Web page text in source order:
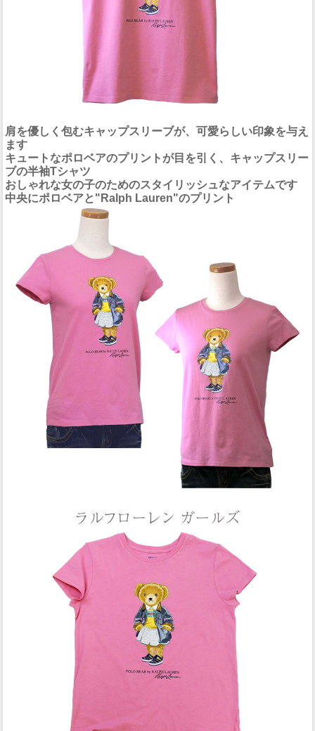
肩を優しく包むキャップスリーブが、可愛らしい印象を与え
ます
キュートなポロベアのプリントが目を引く、キャップスリー
ブの半袖Tシャツ
おしゃれな女の子のためのスタイリッシュなアイテムです
中央にポロベアと"Ralph Lauren"のプリント